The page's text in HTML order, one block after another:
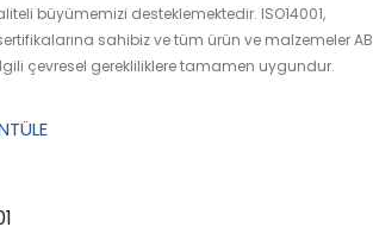
büyümemizi desteklemektedir. ISO14001,
sertifikalarına sahibiz ve tüm ürün ve malzemeler AB
ilgili çevresel gerekliliklere tamamen uygundur.